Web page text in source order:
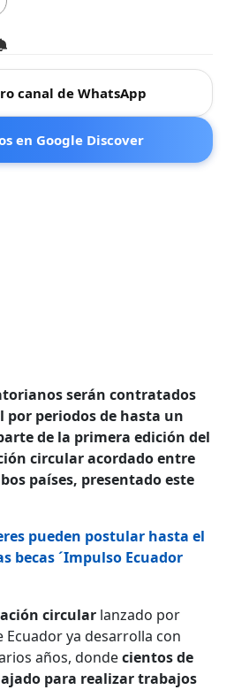
canal de WhatsApp
en Google Discover
serán contratados
periodos de hasta un
de la primera edición del
circular acordado entre
países, presentado este
pueden postular hasta el
becas ´Impulso Ecuador
circular lanzado por
Ecuador ya desarrolla con
años, dondecientos de
para realizar trabajos